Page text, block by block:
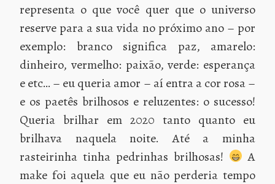
representa o que você quer que o universo
reserve para a sua vida no próximo ano – por
exemplo: branco significa paz, amarelo:
dinheiro, vermelho: paixão, verde: esperança
e etc… – eu queria amor – aí entra a cor rosa –
e os paetês brilhosos e reluzentes: o sucesso!
Queria brilhar em 2020 tanto quanto eu
brilhava naquela noite. Até a minha
rasteirinha tinha pedrinhas brilhosas!
A
make foi aquela que eu não perderia tempo